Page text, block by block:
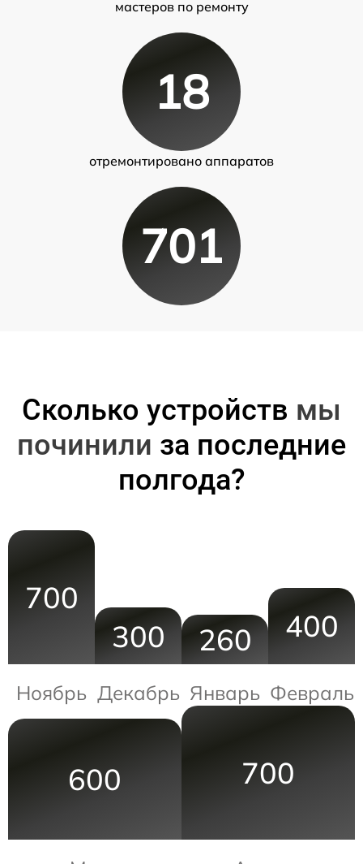
мастеров по ремонту
18
отремонтировано аппаратов
701
Сколько устройств мы
починили за последние
полгода?
700
Ноябрь
300
Декабрь
260
Январь
400
Февраль
600 700